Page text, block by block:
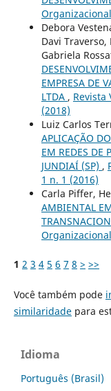
Debora
Davi
Gabriela
EMPRESA DE
LTDA , Revista
(2018)
Luiz Carlos
APLICAÇÃO
EM REDES DE
JUNDIAÍ (SP) ,
1 n. 1 (2016)
Carla Piffer,
AMBIENTAL
1 2 3 4 5 6 7 8 > >>
Você também pode
similaridadepara
Idioma
Português (Brasil)